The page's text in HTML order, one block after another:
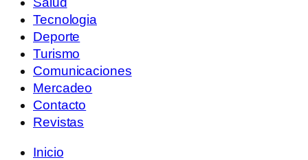
Tecnologia
Deporte
Turismo
Comunicaciones
Mercadeo
Contacto
Revistas
Inicio